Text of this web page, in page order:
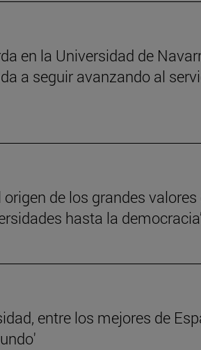
en la Universidad de
a seguir avanzando al
de los grandes valores
hasta la
entre los mejores de